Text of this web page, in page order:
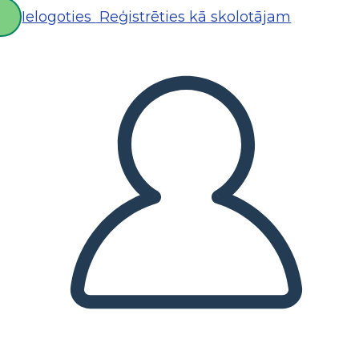
Ielogoties Reģistrēties kā skolotājam